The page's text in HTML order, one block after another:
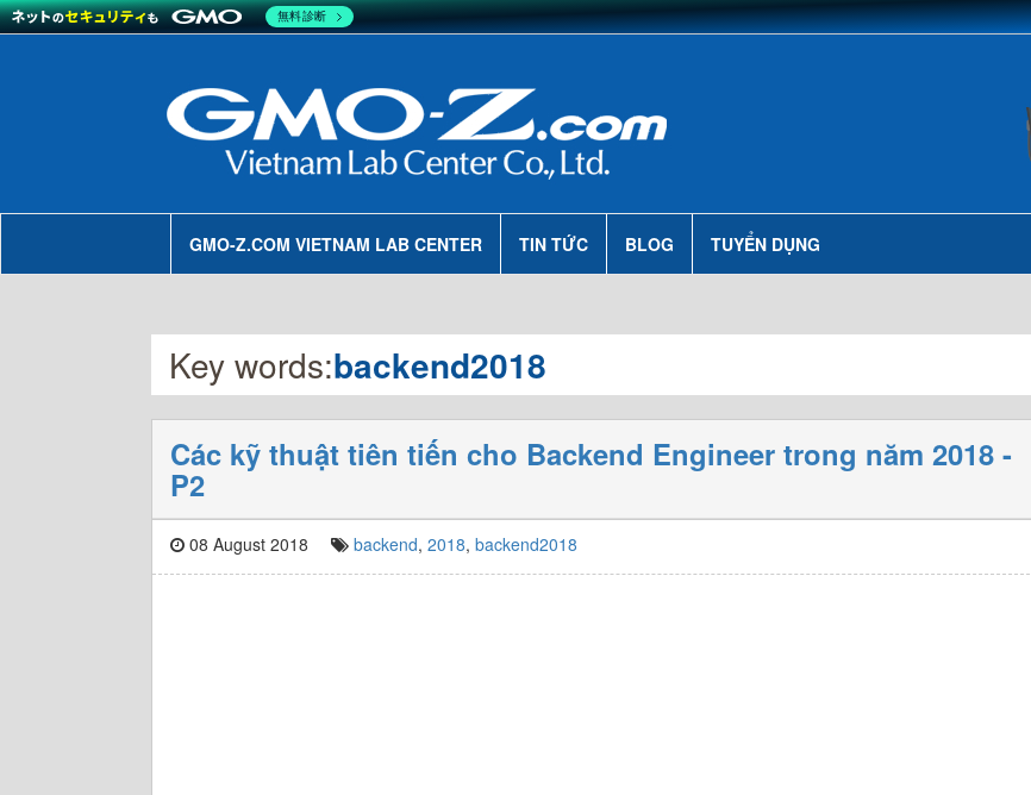
GMO-Z.COM VIETNAM LAB CENTER TIN TỨC BLOG TUYỂN DỤNG
Key words:backend2018
Các kỹ thuật tiên tiến cho Backend Engineer trong năm 2018 -
P2
08 August 2018 backend, 2018, backend2018
無料診断